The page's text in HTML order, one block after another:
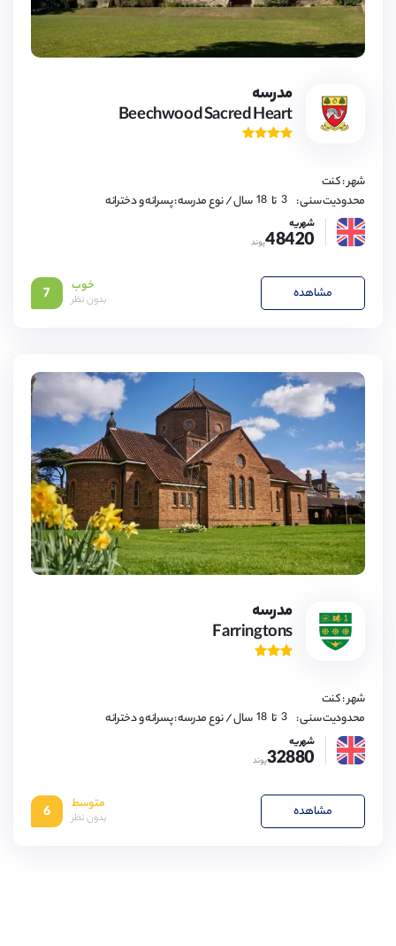
مدرسه
Beechwood Sacred Heart
شهر : کنت
محدودیت سنی :
6,
7,
9,
12,
17,
18
تا
3,
4,
5,
6,
7,
9,
10,
11,
12,
13,
18 سال/ نوع مدرسه : پسرانه و دخترانه
شهریه
48420پوند
مشاهده 7 خوب
بدون نظر
مدرسه
Farringtons
شهر : کنت
محدودیت سنی :
6,
7,
9,
12,
تا
3,
4,
5,
6,
9,
10,
11,
12,
13,
18 سال/ نوع مدرسه : پسرانه و دخترانه
شهریه
32880پوند
مشاهده 6 متوسط
بدون نظر